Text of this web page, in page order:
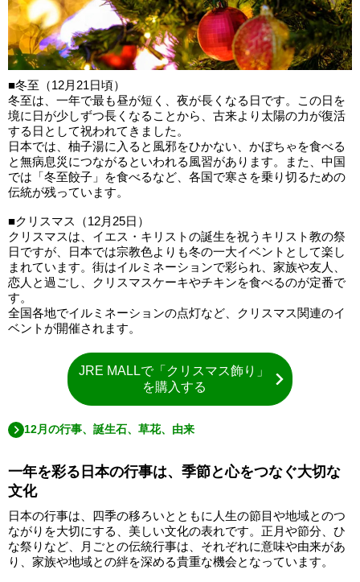
■冬至（12月21日頃）
冬至は、一年で最も昼が短く、夜が長くなる日です。この日を
境に日が少しずつ長くなることから、古来より太陽の力が復活
する日として祝われてきました。
日本では、柚子湯に入ると風邪をひかない、かぼちゃを食べる
と無病息災につながるといわれる風習があります。また、中国
では「冬至餃子」を食べるなど、各国で寒さを乗り切るための
伝統が残っています。
■クリスマス（12月25日）
クリスマスは、イエス・キリストの誕生を祝うキリスト教の祭
日ですが、日本では宗教色よりも冬の一大イベントとして楽し
まれています。街はイルミネーションで彩られ、家族や友人、
恋人と過ごし、クリスマスケーキやチキンを食べるのが定番で
す。
全国各地でイルミネーションの点灯など、クリスマス関連のイ
ベントが開催されます。
JRE MALLで「クリスマス飾り」
を購入する
12月の行事、誕生石、草花、由来
一年を彩る日本の行事は、季節と心をつなぐ大切な
文化
日本の行事は、四季の移ろいとともに人生の節目や地域とのつ
ながりを大切にする、美しい文化の表れです。正月や節分、ひ
な祭りなど、月ごとの伝統行事は、それぞれに意味や由来があ
り、家族や地域との絆を深める貴重な機会となっています。